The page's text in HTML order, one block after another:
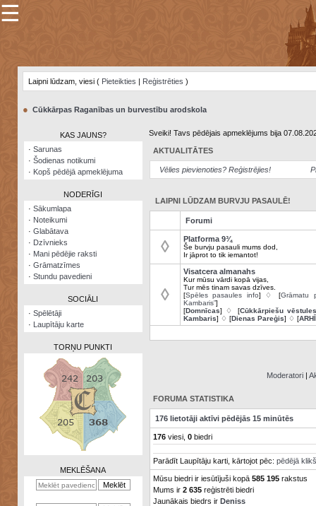
×
Šodienas
notikumi
Visatcera
almanahs
Arhīvs
Zināšanu
☰
Laipni lūdzam, viesi ( Pieteikties | Reģistrēties )
● Cūkkārpas Raganības un burvestību arodskola
KAS JAUNS?
· Sarunas
· Šodienas notikumi
· Kopš pēdējā apmeklējuma
NODERĪGI
· Sākumlapa
· Noteikumi
· Glabātava
· Dzīvnieks
· Mani pēdējie raksti
· Grāmatzīmes
· Stundu pavedieni
SOCIĀLI
· Spēlētāji
· Laupītāju karte
TORŅU PUNKTI
MEKLĒŠANA
Sveiki! Tavs pēdējais apmeklējums bija
AKTUALITĀTES
Vēlies pievienoties? Reģistrējies!
LAIPNI LŪDZAM BURVJU PASAULĒ!
Forumi
◊ Platforma 9¾
Še burvju pasauli mums dod,
Ir jāprot to tik iemantot!
◊
Visatcera almanahs
Kur mūsu vārdi kopā vijas,
Tur mēs tinam savas dzīves.
[Spēles pasaules info] ♢ [Grāmatu
Kambaris”]
[Domnīcas] ♢ [Cūkkārpiešu vēstules
Kambaris] ♢ [Dienas Pareģis] ♢ [
Moderatori |
FORUMA STATISTIKA
176 lietotāji aktīvi pēdējās 15 minūtēs
176viesi, 0biedri
Parādīt Laupītāju karti, kārtojot pēc: pēdējā
Mūsu biedri ir iesūtījuši kopā 585 195rakstus
Mums ir 2 635reģistrēti biedri
Jaunākais biedrs ir Deniss